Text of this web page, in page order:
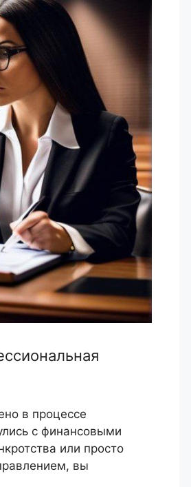
в процессе
с финансовыми
или просто
вы